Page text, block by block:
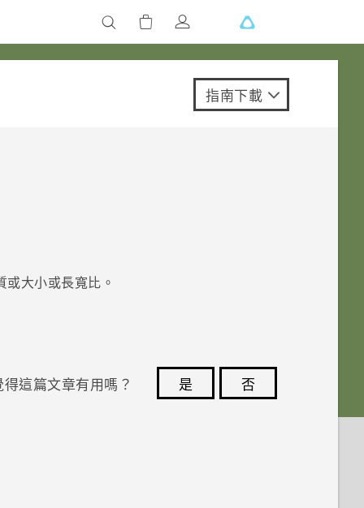
指南下載
或大小或長寬比。
得這篇文章有用嗎？ 是
否